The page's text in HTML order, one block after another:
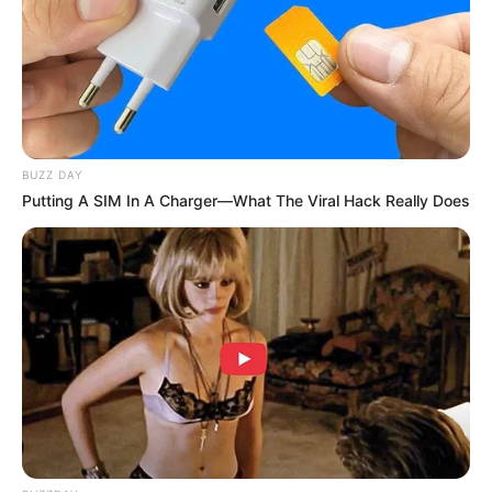
Baca juga:Biodata, Profil, dan Fakta Kim Soo Hyun
BUZZ DAY
Putting A SIM In A Charger—What The Viral Hack Really Does